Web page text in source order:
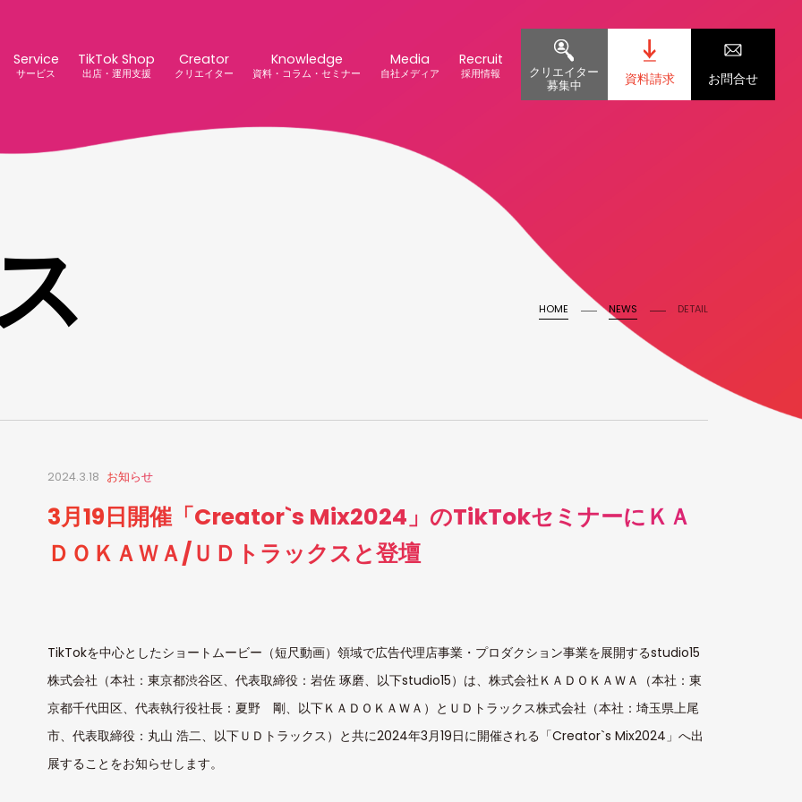
Service
サービス
TikTok Shop
出店・運用支援
Creator
クリエイター
Knowledge
資料・コラム・セミナー
Media
自社メディア
Recruit
採用情報
クリエイター
募集中
資料請求 お問合せ
HOME NEWS DETAIL
2024.3.18 お知らせ
3月19日開催「Creator`s Mix2024」のTikTokセミナーにＫＡ
ＤＯＫＡＷＡ/ＵＤトラックスと登壇
TikTokを中心としたショートムービー（短尺動画）領域で広告代理店事業・プロダクション事業を展開するstudio15
株式会社（本社：東京都渋谷区、代表取締役：岩佐 琢磨、以下studio15）は、株式会社ＫＡＤＯＫＡＷＡ（本社：東
京都千代田区、代表執行役社長：夏野 剛、以下ＫＡＤＯＫＡＷＡ）とＵＤトラックス株式会社（本社：埼玉県上尾
市、代表取締役：丸山 浩二、以下ＵＤトラックス）と共に2024年3月19日に開催される「Creator`s Mix2024」へ出
展することをお知らせします。